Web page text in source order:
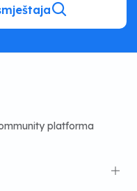
platforma